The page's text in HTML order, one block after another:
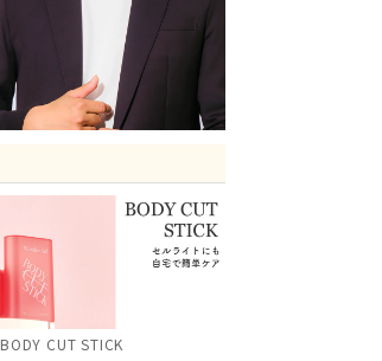
BODY CUT STICK